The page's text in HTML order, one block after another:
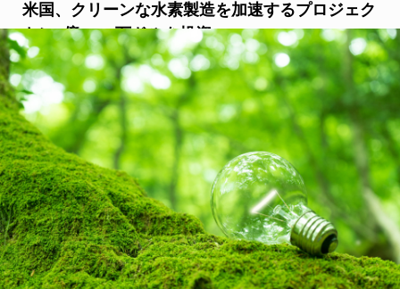
米国、クリーンな水素製造を加速するプロジェク
トに7億5000万ドルを投資